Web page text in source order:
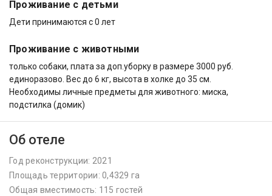
Проживание с детьми
Дети принимаются с 0 лет
Проживание с животными
только собаки, плата за доп.уборку в размере 3000 руб.
единоразово. Вес до 6 кг, высота в холке до 35 см.
Необходимы личные предметы для животного: миска,
подстилка (домик)
Об отеле
Год реконструкции: 2021
Площадь территории: 0,4329 га
Общая вместимость: 115 гостей